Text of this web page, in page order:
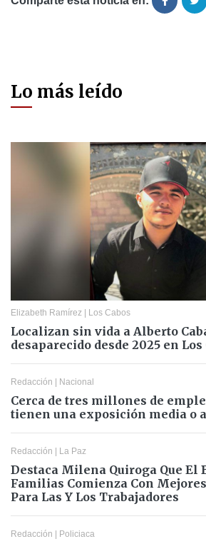
Lo más leído
Elizabeth Ramírez | Los Cabos
Localizan sin vida a Alberto
desaparecido desde 2025 en Los
Redacción | Nacional
Cerca de tres millones de
tienen una exposición media o
Redacción | La Paz
Destaca Milena Quiroga Que El
Familias Comienza Con
Para Las Y Los Trabajadores
Redacción | Policiaca